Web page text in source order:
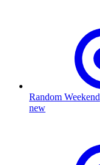
Random Weekend
new